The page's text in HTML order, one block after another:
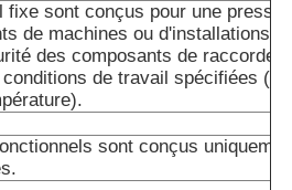
fixe sont conçus pour une
de machines ou d'installations
des composants de
de travail spécifiées
sont conçus